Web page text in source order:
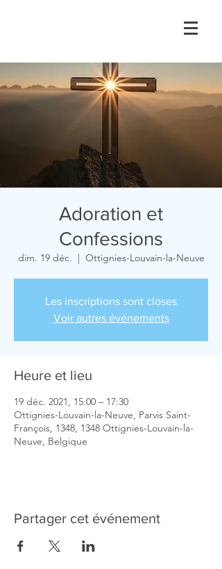
Adoration et
Confessions
dim. 19 déc.
  |
Ottignies-Louvain-la-Neuve
Les inscriptions sont closes
Voir autres événements
Heure et lieu
19 déc. 2021, 15:00 – 17:30
Ottignies-Louvain-la-Neuve, Parvis Saint-
François, 1348, 1348 Ottignies-Louvain-la-
Neuve, Belgique
Partager cet événement